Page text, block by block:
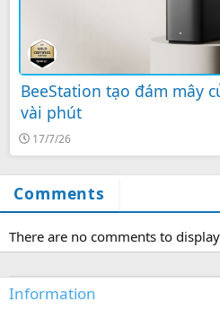
BeeStation tạo đám mây
vài phút
17/7/26
Comments
There are no comments to display
Information